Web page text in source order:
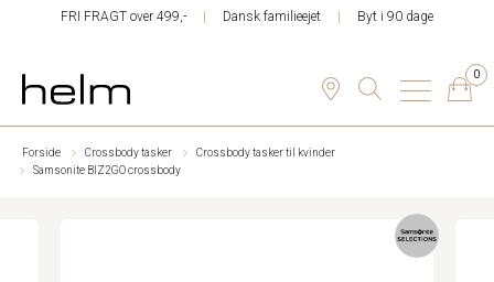
FRI FRAGT over 499,- Dansk familieejet Byt i 90 dage
0
Forside Crossbody tasker
Crossbody tasker til kvinder
Samsonite BIZ2GO crossbody